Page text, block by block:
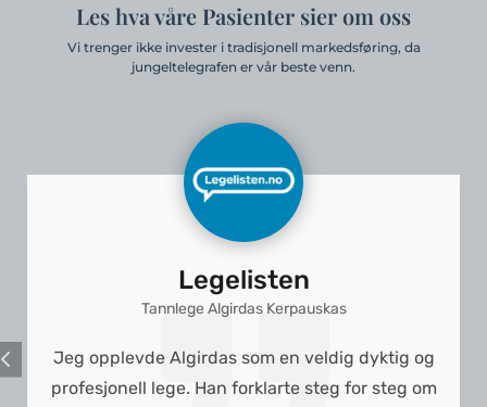
Les hva våre Pasienter sier om oss
Vi trenger ikke invester i tradisjonell markedsføring, da
jungeltelegrafen er vår beste venn.
Jeg opplevde Algirdas som en veldig dyktig og
profesjonell lege. Han forklarte steg for steg om
Legelisten
Tannlege Algirdas Kerpauskas